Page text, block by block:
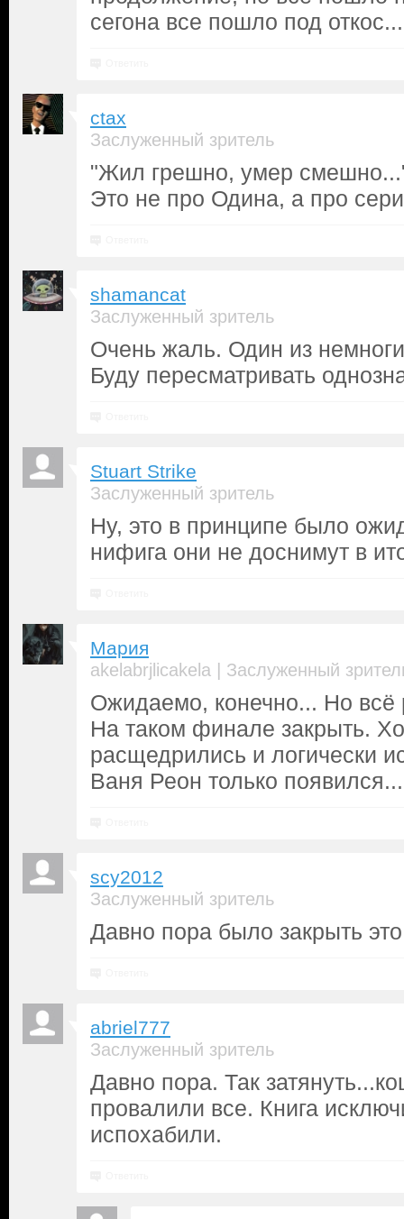
сегона все пошло под откос...
ctax
Заслуженный зритель
"Жил грешно, умер
Это не про Одина, а про
shamancat
Заслуженный зритель
Очень жаль. Один из
Буду пересматривать
Stuart Strike
Заслуженный зритель
Ну, это в принципе было
нифига они не доснимут в
Мария
akelabrjlicakela | Заслуженный
Ожидаемо, конечно... Но всё
На таком финале закрыть.
расщедрились и логически
Ваня Реон только
scy2012
Заслуженный зритель
Давно пора было закрыть
abriel777
Заслуженный зритель
Давно пора. Так
провалили все. Книга
испохабили.